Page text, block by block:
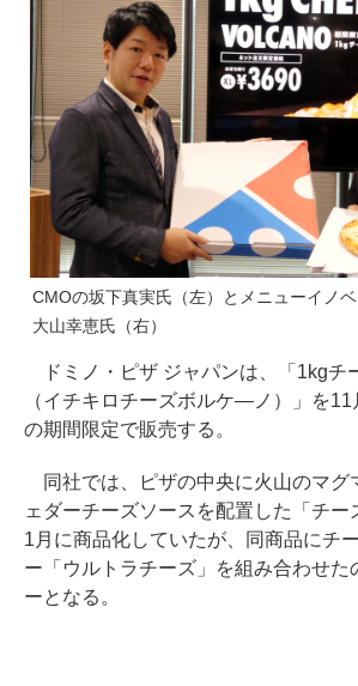
CMOの坂下真実氏（左）とメニューイノ
大山幸恵氏（右）
ドミノ・ピザ ジャパンは、「1kgチ
（イチキロチーズボルケ―ノ）」を11
の期間限定で販売する。
同社では、ピザの中央に火山のマグ
ェダーチーズソースを配置した「チー
1月に商品化していたが、同商品にチ
ー「ウルトラチーズ」を組み合わせた
ーとなる。